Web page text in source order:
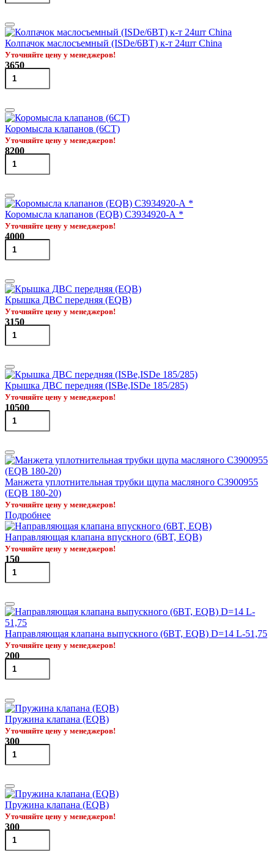
Колпачок маслосъемный (ISDe/6BT) к-т 24шт China
Уточняйте цену у менеджеров!
3650
Коромысла клапанов (6CT)
Уточняйте цену у менеджеров!
8200
Коромысла клапанов (EQB) C3934920-А *
Уточняйте цену у менеджеров!
4000
Крышка ДВС передняя (EQB)
Уточняйте цену у менеджеров!
3150
Крышка ДВС передняя (ISBe,ISDe 185/285)
Уточняйте цену у менеджеров!
10500
Манжета уплотнительная трубки щупа масляного C3900955
(EQB 180-20)
Уточняйте цену у менеджеров!
Подробнее
Направляющая клапана впускного (6BT, EQB)
Уточняйте цену у менеджеров!
150
Направляющая клапана выпускного (6BT, EQB) D=14 L-51,75
Уточняйте цену у менеджеров!
200
Пружина клапана (EQB)
Уточняйте цену у менеджеров!
300
Пружина клапана (EQB)
Уточняйте цену у менеджеров!
300